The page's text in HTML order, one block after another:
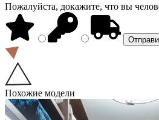
Пожалуйста, докажите, что вы
Похожие модели